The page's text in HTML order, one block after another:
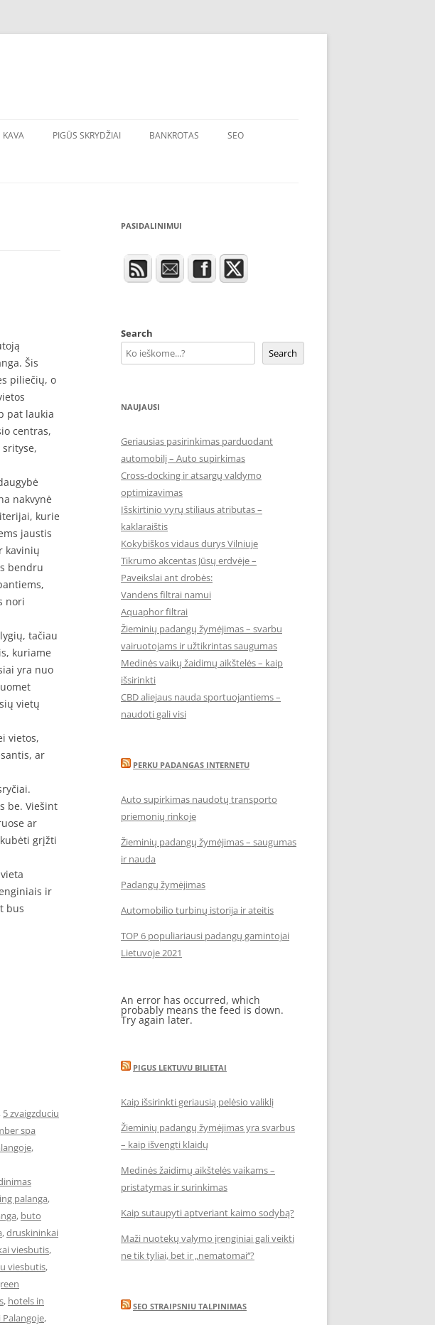
KAVA PIGŪS SKRYDŽIAI BANKROTAS SEO
Šis
piliečių, o
pat laukia
centras,
nakvynė
kurie
jaustis
kavinių
bendru
nori
tačiau
kuriame
yra nuo
vietų
vietos,
ar
be. Viešint
ar
grįžti
ir
bus
, 5 zvaigzduciu
spa
,
palanga,
, buto
,druskininkai
viesbutis,
viesbutis,
, hotels in
,
PASIDALINIMUI
Search
Search
NAUJAUSI
Geriausias pasirinkimas parduodant
automobilį – Auto supirkimas
Cross-docking ir atsargų valdymo
optimizavimas
Išskirtinio vyrų stiliaus atributas –
kaklaraištis
Kokybiškos vidaus durys Vilniuje
Tikrumo akcentas Jūsų erdvėje –
Paveikslai ant drobės:
Vandens filtrai namui
Aquaphor filtrai
Žieminių padangų žymėjimas – svarbu
vairuotojams ir užtikrintas saugumas
Medinės vaikų žaidimų aikštelės – kaip
išsirinkti
CBD aliejaus nauda sportuojantiems –
naudoti gali visi
PERKU PADANGAS INTERNETU
Auto supirkimas naudotų transporto
priemonių rinkoje
Žieminių padangų žymėjimas – saugumas
ir nauda
Padangų žymėjimas
Automobilio turbinų istorija ir ateitis
TOP 6 populiariausi padangų gamintojai
Lietuvoje 2021
An error has occurred, which
probably means the feed is down.
Try again later.
PIGUS LEKTUVU BILIETAI
Kaip išsirinkti geriausią pelėsio valiklį
Žieminių padangų žymėjimas yra svarbus
– kaip išvengti klaidų
Medinės žaidimų aikštelės vaikams –
pristatymas ir surinkimas
Kaip sutaupyti aptveriant kaimo sodybą?
Maži nuotekų valymo įrenginiai gali veikti
ne tik tyliai, bet ir „nematomai‘‘?
SEO STRAIPSNIU TALPINIMAS